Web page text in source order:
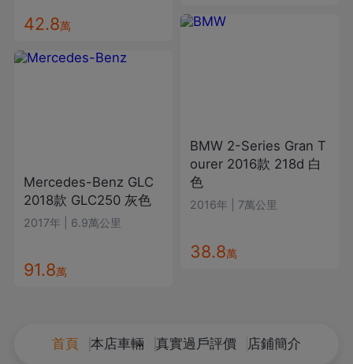
42.8萬
Mercedes-Benz GLC
2018款 GLC250 灰色
2017年 6.9萬公里
91.8萬
BMW 2-Series Gran T
ourer 2016款 218d 白
色
2016年 7萬公里
38.8萬
首頁 本店車輛 真實過戶評價 店鋪簡介